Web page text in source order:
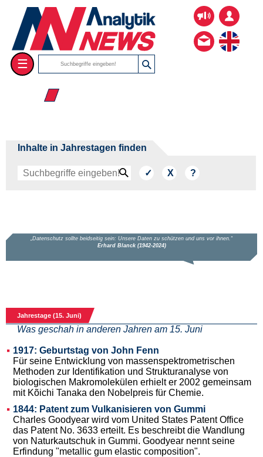
☰
☰ Jun
Inhalte in Jahrestagen finden
Jahrestage (15. Juni)
Was geschah in anderen Jahren am 15. Juni
1917: Geburtstag von John Fenn
Für seine Entwicklung von massenspektrometrischen
Methoden zur Identifikation und Strukturanalyse von
biologischen Makromolekülen erhielt er 2002 gemeinsam
mit Kõichi Tanaka den Nobelpreis für Chemie.
1844: Patent zum Vulkanisieren von Gummi
Charles Goodyear wird vom United States Patent Office
das Patent No. 3633 erteilt. Es beschreibt die Wandlung
von Naturkautschuk in Gummi. Goodyear nennt seine
Erfindung "metallic gum elastic composition".